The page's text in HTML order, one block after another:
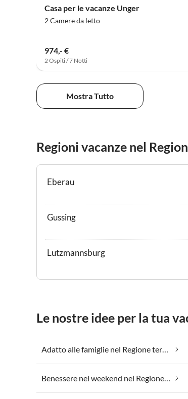
Casa per le vacanze Unger
2 Camere da letto
974,- €
2 Ospiti / 7 Notti
Mostra Tutto
Regioni vacanze nel
Eberau
Gussing
Lutzmannsburg
Le nostre idee per la tua
Adatto alle famiglie nel Regione termale del Burgenland
Benessere nel weekend nel Regione termale del Burgenland